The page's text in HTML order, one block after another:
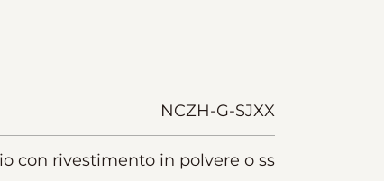
NCZH-G-SJXX
con rivestimento in polvere o ss